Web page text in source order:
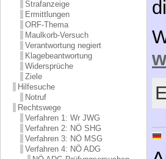
Strafanzeige
Ermittlungen
ORF-Thema
Maulkorb-Versuch
Verantwortung negiert
Klagebeantwortung
Widersprüche
Ziele
Hilfesuche
Notruf
Rechtswege
Verfahren 1: Wr JWG
Verfahren 2: NÖ SHG
Verfahren 3: NÖ MSG
Verfahren 4: NÖ ADG